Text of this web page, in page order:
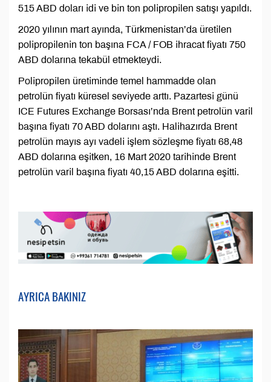
515 ABD doları idi ve bin ton polipropilen satışı yapıldı.
2020 yılının mart ayında, Türkmenistan’da üretilen
polipropilenin ton başına FCA / FOB ihracat fiyatı 750
ABD dolarına tekabül etmekteydi.
Polipropilen üretiminde temel hammadde olan
petrolün fiyatı küresel seviyede arttı. Pazartesi günü
ICE Futures Exchange Borsası’nda Brent petrolün varil
başına fiyatı 70 ABD dolarını aştı. Halihazırda Brent
petrolün mayıs ayı vadeli işlem sözleşme fiyatı 68,48
ABD dolarına eşitken, 16 Mart 2020 tarihinde Brent
petrolün varil başına fiyatı 40,15 ABD dolarına eşitti.
AYRICA BAKINIZ